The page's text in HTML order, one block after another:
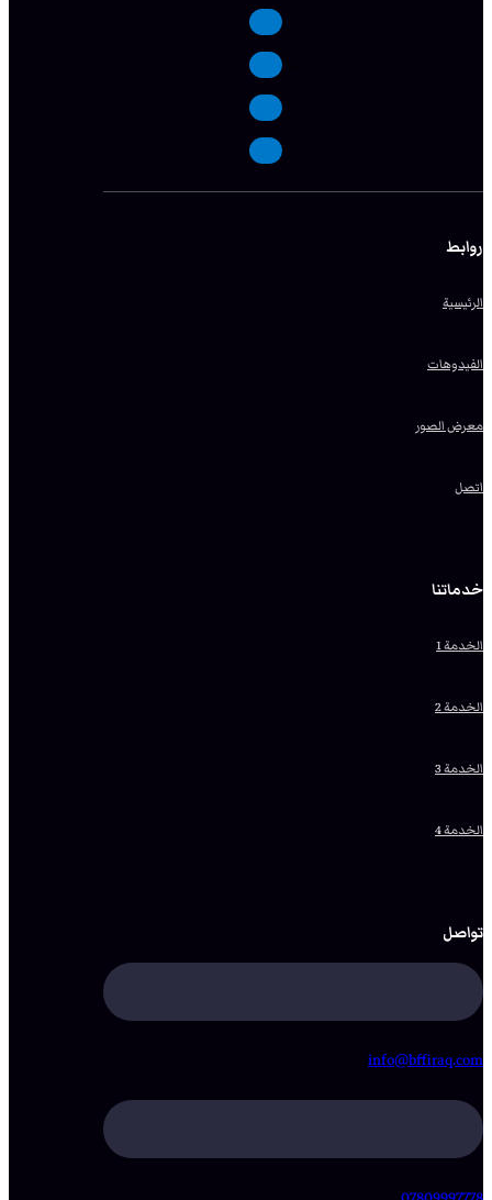
روابط
الرئيسية
الفيدوهات
معرض الصور
اتصل
خدماتنا
الخدمة 1
الخدمة 2
الخدمة 3
الخدمة 4
تواصل
info@bffiraq.com